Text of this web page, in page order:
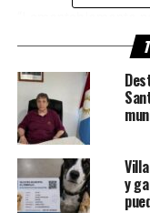
enfermo, pero las
y